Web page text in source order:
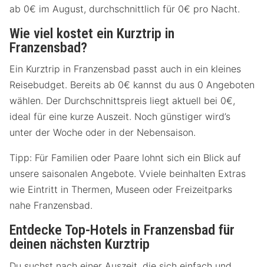
ab 0€ im August, durchschnittlich für 0€ pro Nacht.
Wie viel kostet ein Kurztrip in
Franzensbad?
Ein Kurztrip in Franzensbad passt auch in ein kleines
Reisebudget. Bereits ab 0€ kannst du aus 0 Angeboten
wählen. Der Durchschnittspreis liegt aktuell bei 0€,
ideal für eine kurze Auszeit. Noch günstiger wird’s
unter der Woche oder in der Nebensaison.
Tipp: Für Familien oder Paare lohnt sich ein Blick auf
unsere saisonalen Angebote. Vviele beinhalten Extras
wie Eintritt in Thermen, Museen oder Freizeitparks
nahe Franzensbad.
Entdecke Top-Hotels in Franzensbad für
deinen nächsten Kurztrip